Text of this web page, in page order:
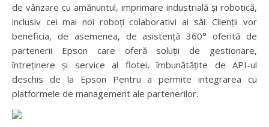
de vânzare cu amănuntul, imprimare industrială și robotică,
inclusiv cei mai noi roboți colaborativi ai săi. Clienții vor
beneficia, de asemenea, de asistență 360° oferită de
partenerii Epson care oferă soluții de gestionare,
întreținere și service al flotei, îmbunătățite de API-ul
deschis de la Epson Pentru a permite integrarea cu
platformele de management ale partenerilor.